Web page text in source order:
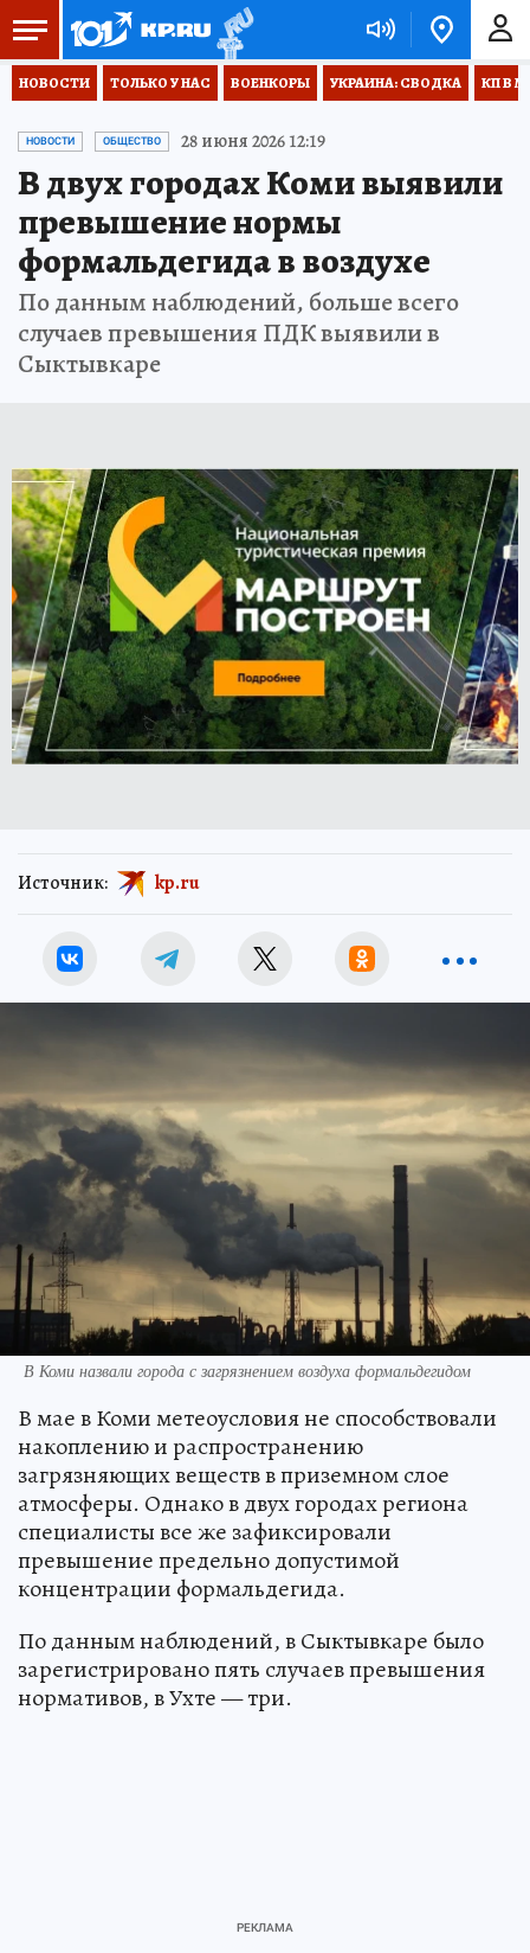
НОВОСТИ ТОЛЬКО У НАС ВОЕНКОРЫ УКРАИНА: СВОДКА КП В
НОВОСТИ ОБЩЕСТВО 28 июня 2026 12:19
В двух городах Коми выявили
превышение нормы
формальдегида в воздухе
По данным наблюдений, больше всего
случаев превышения ПДК выявили в
Сыктывкаре
Источник: kp.ru
В Коми назвали города с загрязнением воздуха формальдегидом
В мае в Коми метеоусловия не способствовали
накоплению и распространению
загрязняющих веществ в приземном слое
атмосферы. Однако в двух городах региона
специалисты все же зафиксировали
превышение предельно допустимой
концентрации формальдегида.
По данным наблюдений, в Сыктывкаре было
зарегистрировано пять случаев превышения
нормативов, в Ухте — три.